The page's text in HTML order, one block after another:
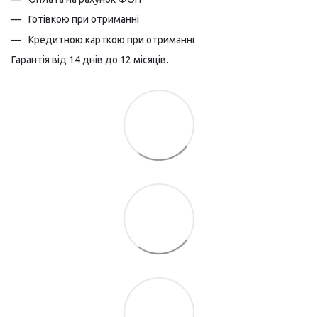
Готівкою при отриманні
Кредитною карткою при отриманні
Гарантія від 14 днів до 12 місяців.